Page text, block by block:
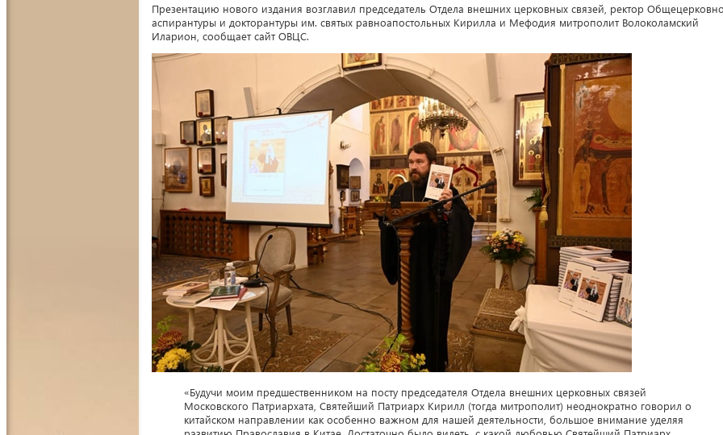
Презентацию нового издания возглавил председатель Отдела внешних церковных связей, ректор
аспирантуры и докторантуры им. святых равноапостольных Кирилла и Мефодия митрополит Волоколамский
Иларион, сообщает сайт ОВЦС.
«Будучи моим предшественником на посту председателя Отдела внешних церковных связей
Московского Патриархата, Святейший Патриарх Кирилл (тогда митрополит) неоднократно говорил о
китайском направлении как особенно важном для нашей деятельности, большое внимание уделяя